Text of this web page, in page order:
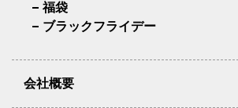
福袋
ブラックフライデー
会社概要